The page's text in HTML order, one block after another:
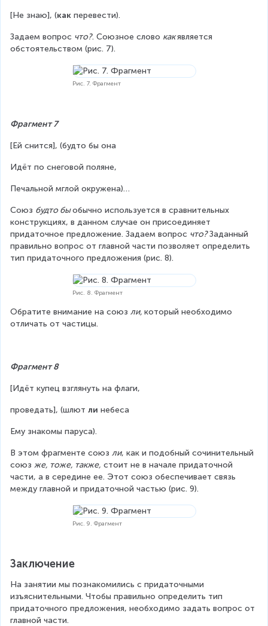
[Не знаю], (как перевести).
Задаем вопрос что?. Союзное слово как является
обстоятельством (рис. 7).
Рис. 7. Фрагмент
Фрагмент 7
[Ей снится], (будто бы она
Идёт по снеговой поляне,
Печальной мглой окружена)…
Союз будто бы обычно используется в сравнительных
конструкциях, в данном случае он присоединяет
придаточное предложение. Задаем вопрос что? Заданный
правильно вопрос от главной части позволяет определить
тип придаточного предложения (рис. 8).
Рис. 8. Фрагмент
Обратите внимание на союз ли, который необходимо
отличать от частицы.
Фрагмент 8
[Идёт купец взглянуть на флаги,
проведать], (шлют ли небеса
Ему знакомы паруса).
В этом фрагменте союз ли, как и подобный сочинительный
союз же, тоже, также, стоит не в начале придаточной
части, а в середине ее. Этот союз обеспечивает связь
между главной и придаточной частью (рис. 9).
Рис. 9. Фрагмент
Заключение
На занятии мы познакомились с придаточными
изъяснительными. Чтобы правильно определить тип
придаточного предложения, необходимо задать вопрос от
главной части.